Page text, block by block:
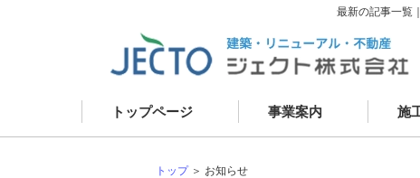
最新の記事一覧
トップページ 事業案内
資産コンサルティング
建築事業
施
新築
リニ
トップ＞ お知らせ